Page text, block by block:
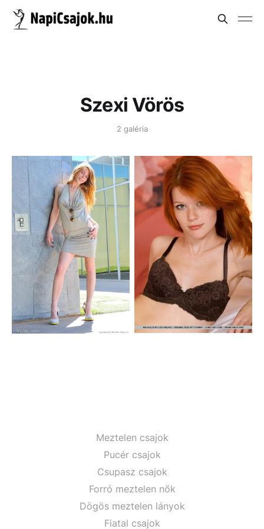
Szexi Vörös
2 galéria
Meztelen csajok
Pucér csajok
Csupasz csajok
Forró meztelen nők
Dögös meztelen lányok
Fiatal csajok